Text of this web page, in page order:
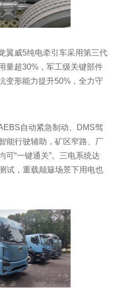
翼威5纯电牵引车采用第三代
量超30%，军工级关键部件
变形能力提升50%，全力守
自动紧急制动、DMS驾
能行驶辅助，矿区窄路、厂
可“一键通关”。三电系统达
试，重载颠簸场景下用电也